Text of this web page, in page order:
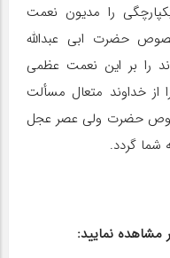
را مدیون نعمت
حضرت ابی‌ عبدالله
را بر این نعمت عظمی
از خداوند متعال مسألت
حضرت ولی عصر عجل
شما گردد.
مشاهده نمایید: